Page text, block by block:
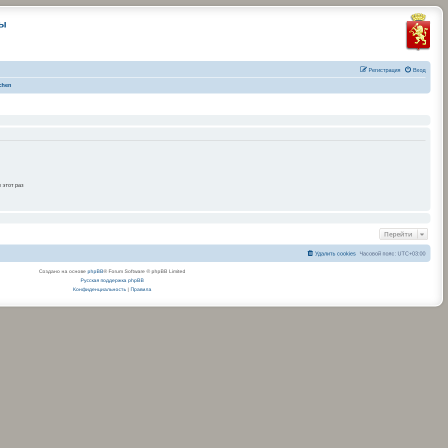
Вход
Регистрация
раз
Перейти
Часовой пояс: UTC+03:00
Удалить cookies
Создано на основе phpBB® Forum Software © phpBB Limited
Русская поддержка phpBB
Конфиденциальность| Правила